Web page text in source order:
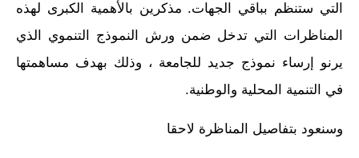
التي ستنظم بباقي الجهات. مذكرين بالأهمية الكبرى لهذه
المناظرات التي تدخل ضمن ورش النموذج التنموي الذي
يرنو إرساء نموذج جديد للجامعة ، وذلك بهدف مساهمتها
في التنمية المحلية والوطنية.
وسنعود بتفاصيل المناظرة لاحقا